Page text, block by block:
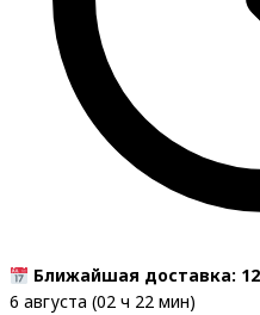
Ближайшая доставка: 12
6 августа (02 ч 22 мин)